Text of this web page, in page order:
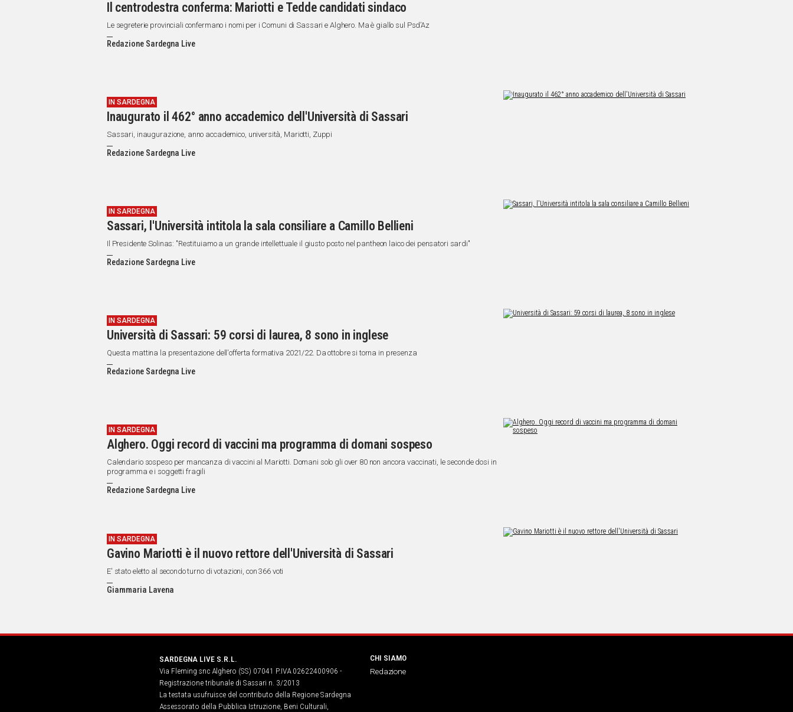
Il centrodestra conferma: Mariotti e Tedde candidati sindaco
Le segreterie provinciali confermano i nomi per i Comuni di Sassari e Alghero. Ma è giallo sul Psd’Az
Redazione Sardegna Live
IN SARDEGNA
Inaugurato il 462° anno accademico dell'Università di Sassari
Sassari, inaugurazione, anno accademico, università, Mariotti, Zuppi
Redazione Sardegna Live
IN SARDEGNA
Sassari, l'Università intitola la sala consiliare a Camillo Bellieni
Il Presidente Solinas: "Restituiamo a un grande intellettuale il giusto posto nel pantheon laico dei pensatori sardi"
Redazione Sardegna Live
IN SARDEGNA
Università di Sassari: 59 corsi di laurea, 8 sono in inglese
Questa mattina la presentazione dell'offerta formativa 2021/22. Da ottobre si torna in presenza
Redazione Sardegna Live
IN SARDEGNA
Alghero. Oggi record di vaccini ma programma di domani sospeso
Calendario sospeso per mancanza di vaccini al Mariotti. Domani solo gli over 80 non ancora vaccinati, le seconde dosi in
programma e i soggetti fragili
Redazione Sardegna Live
IN SARDEGNA
Gavino Mariotti è il nuovo rettore dell'Università di Sassari
E' stato eletto al secondo turno di votazioni, con 366 voti
Giammaria Lavena
SARDEGNA LIVE S.R.L.
Via Fleming snc Alghero (SS) 07041 P.IVA 02622400906 -
Registrazione tribunale di Sassari n. 3/2013
La testata usufruisce del contributo della Regione Sardegna
Assessorato della Pubblica Istruzione, Beni Culturali,
CHI SIAMO
Redazione